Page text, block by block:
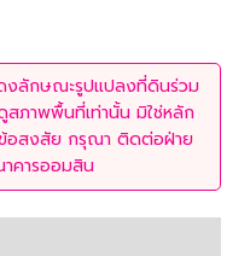
งลักษณะรูปแปลงที่ดินร่วม
ภาพพื้นที่เท่านั้น มิใช่หลัก
ข้อสงสัย กรุณา ติดต่อฝ่าย
คารออมสิน